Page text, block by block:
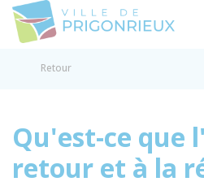
Retour
Qu'est-ce que
retour et à la